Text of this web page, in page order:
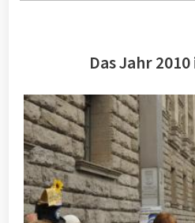
Das Jahr